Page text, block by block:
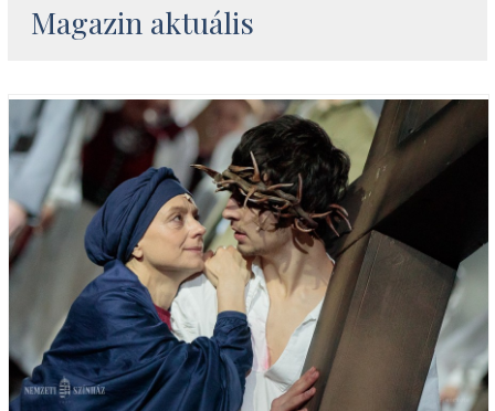
Magazin aktuális